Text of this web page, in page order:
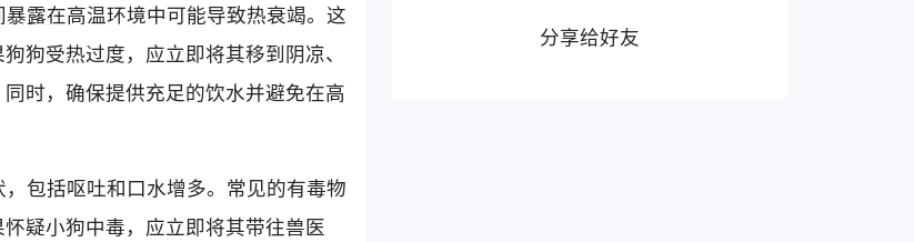
露在高温环境中可能导致热衰竭。这
狗受热过度，应立即将其移到阴凉、
时，确保提供充足的饮水并避免在高
包括呕吐和口水增多。常见的有毒物
疑小狗中毒，应立即将其带往兽医
分享给好友